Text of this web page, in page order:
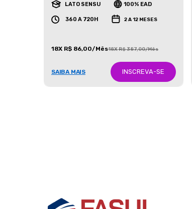
LATO SENSU 100% EAD
360 A 720H 2 A 12 MESES
18X R$ 86,00/Mês18X R$ 387,00/Mês
SAIBA MAIS INSCREVA-SE